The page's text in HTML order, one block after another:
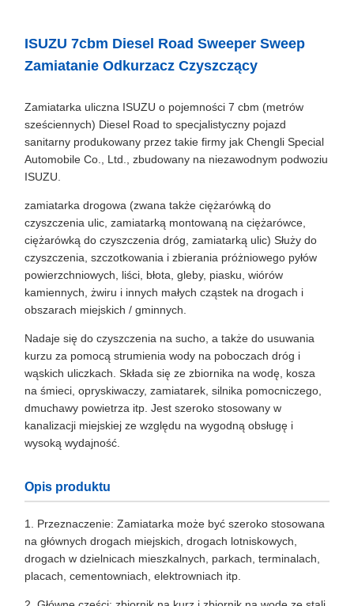
ISUZU 7cbm Diesel Road Sweeper Sweep
Zamiatanie Odkurzacz Czyszczący
Zamiatarka uliczna ISUZU o pojemności 7 cbm (metrów
sześciennych) Diesel Road to specjalistyczny pojazd
sanitarny produkowany przez takie firmy jak Chengli Special
Automobile Co., Ltd., zbudowany na niezawodnym podwoziu
ISUZU.
zamiatarka drogowa (zwana także ciężarówką do
czyszczenia ulic, zamiatarką montowaną na ciężarówce,
ciężarówką do czyszczenia dróg, zamiatarką ulic) Służy do
czyszczenia, szczotkowania i zbierania próżniowego pyłów
powierzchniowych, liści, błota, gleby, piasku, wiórów
kamiennych, żwiru i innych małych cząstek na drogach i
obszarach miejskich / gminnych.
Nadaje się do czyszczenia na sucho, a także do usuwania
kurzu za pomocą strumienia wody na poboczach dróg i
wąskich uliczkach. Składa się ze zbiornika na wodę, kosza
na śmieci, opryskiwaczy, zamiatarek, silnika pomocniczego,
dmuchawy powietrza itp. Jest szeroko stosowany w
kanalizacji miejskiej ze względu na wygodną obsługę i
wysoką wydajność.
Opis produktu
1. Przeznaczenie: Zamiatarka może być szeroko stosowana
na głównych drogach miejskich, drogach lotniskowych,
drogach w dzielnicach mieszkalnych, parkach, terminalach,
placach, cementowniach, elektrowniach itp.